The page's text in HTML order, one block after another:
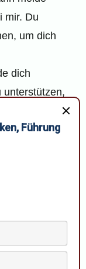
mir. Du
um dich
dich
unterstützen,